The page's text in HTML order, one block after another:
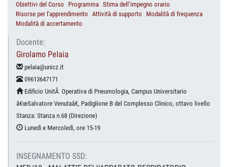
Obiettivi del Corso
Programma Stima dell’impegno orario
Risorse per l'apprendimento Attività di supporto
Modalità di frequenza
Modalità di accertamento
Docente:
Girolamo Pelaia
pelaia@unicz.it
09613647171
Edificio UnitÃ Operativa di Pneumologia, Campus Universitario
â€œSalvatore Venutaâ€, Padiglione B del Complesso Clinico, ottavo livello
Stanza: Stanza n.68 (Direzione)
Lunedì e Mercoledì, ore 15-19
INSEGNAMENTO SSD: